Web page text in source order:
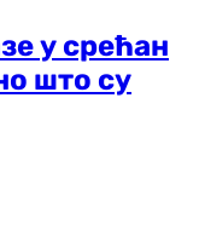
у срећан
што су